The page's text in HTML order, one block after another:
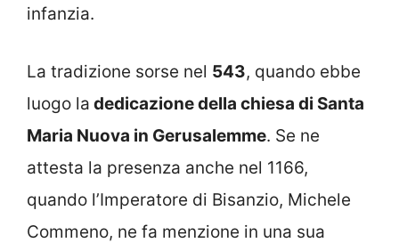
infanzia.
La tradizione sorse nel 543, quando ebbe
luogo la dedicazione della chiesa di Santa
Maria Nuova in Gerusalemme. Se ne
attesta la presenza anche nel 1166,
quando l’Imperatore di Bisanzio, Michele
Commeno, ne fa menzione in una sua